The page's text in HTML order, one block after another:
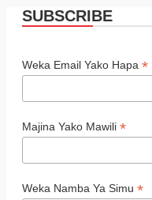
SUBSCRIBE
Weka Email Yako Hapa *
Majina Yako Mawili *
Weka Namba Ya Simu *